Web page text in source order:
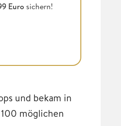
Euro sichern!
und bekam in
möglichen